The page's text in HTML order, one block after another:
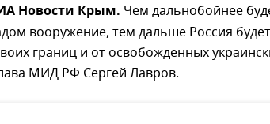
Новости Крым. Чем дальнобойнее
вооружение, тем дальше Россия будет
границ и от освобожденных
МИД РФ Сергей Лавров.